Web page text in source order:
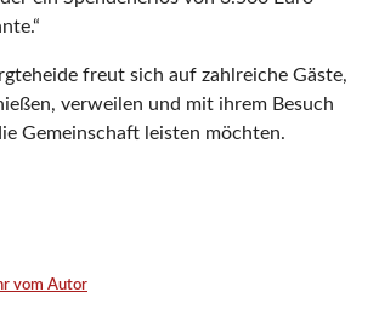
freut sich auf zahlreiche Gäste,
verweilen und mit ihrem Besuch
Gemeinschaft leisten möchten.
vom Autor